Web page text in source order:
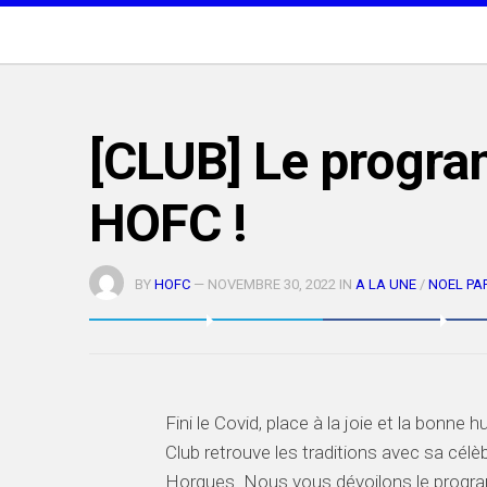
Skip
content
[CLUB] Le
HOFC !
BY HOFC — NOVEMBRE 30, 2022 IN A LA UNE / NOEL
Fini le Covid, place à la joie et la bonne
Club retrouve les traditions avec sa
Horgues. Nous vous dévoilons le